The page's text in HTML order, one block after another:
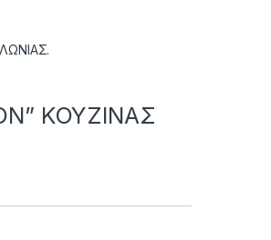
ΚΟΥΖΙΝΑΣ